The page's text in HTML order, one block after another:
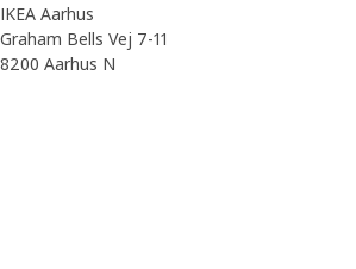
IKEA Aarhus
Graham Bells Vej 7-11
8200 Aarhus N